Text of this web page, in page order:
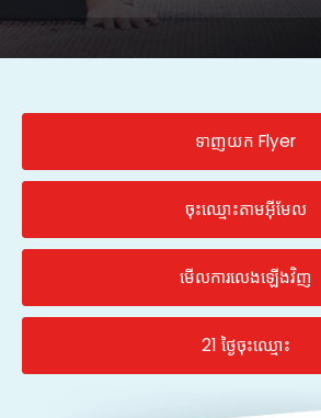
ទាញយក Flyer
ចុះឈ្មោះតាមអ៊ីមែល
មើលការលេងឡើងវិញ
21 ថ្ងៃចុះឈ្មោះ